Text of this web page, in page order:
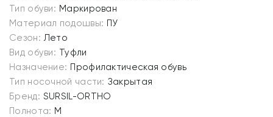
Тип обуви: Маркирован
Материал подошвы: ПУ
Сезон: Лето
Вид обуви: Туфли
Назначение: Профилактическая обувь
Тип носочной части: Закрытая
Бренд: SURSIL-ORTHO
Полнота: M